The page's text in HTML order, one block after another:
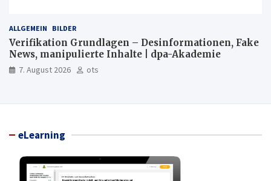
ALLGEMEIN BILDER
Verifikation Grundlagen – Desinformationen, Fake
News, manipulierte Inhalte | dpa-Akademie
7. August 2026 ots
eLearning